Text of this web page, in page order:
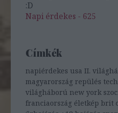
:D
Napi érdekes - 625
Címkék
napiérdekes usa II.
magyarország repülés
világháború new york
franciaország életkép brit